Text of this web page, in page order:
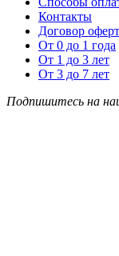
Контакты
Договор
От 0 до 1 года
От 1 до 3 лет
От 3 до 7 лет
Подпишитесь на